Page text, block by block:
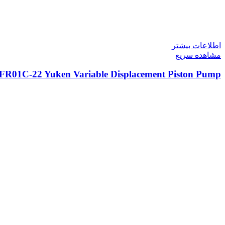
اطلاعات بیشتر
مشاهده سریع
22 Yuken Variable Displacement Piston Pump